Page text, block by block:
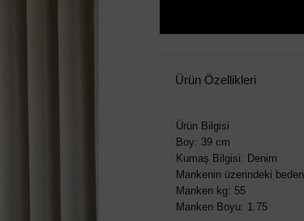
Ürün Özellikleri
Ürün Bilgisi
Boy: 39 cm
Kumaş Bilgisi: Denim
Mankenin üzerindeki
Manken kg: 55
Manken Boyu: 1.75